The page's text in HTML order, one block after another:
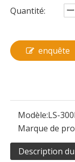
Quantité:
enquête
Modèle:LS-
Marque de
Description